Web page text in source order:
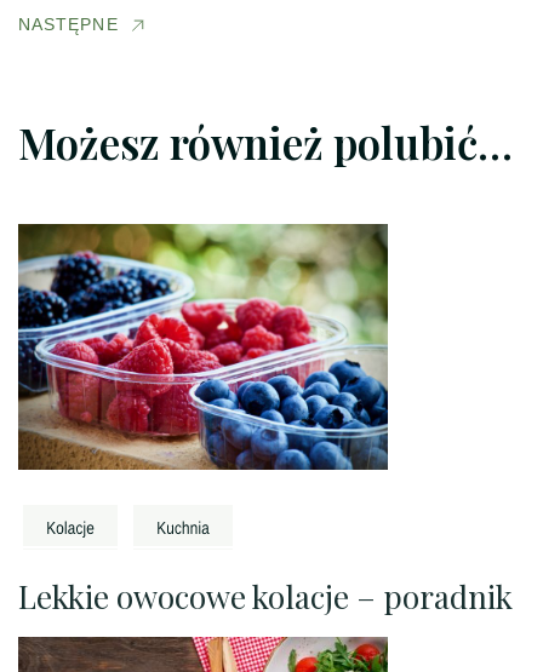
NASTĘPNE
Możesz również polubić…
Lekkie owocowe kolacje – poradnik